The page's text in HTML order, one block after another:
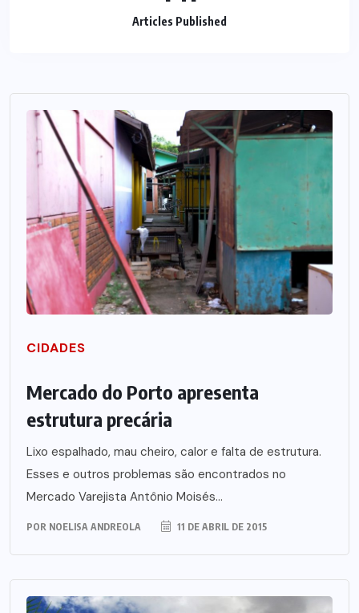
Articles Published
CIDADES
Mercado do Porto apresenta
estrutura precária
Lixo espalhado, mau cheiro, calor e falta de estrutura.
Esses e outros problemas são encontrados no
Mercado Varejista Antônio Moisés...
POR NOELISA ANDREOLA 11 DE ABRIL DE 2015